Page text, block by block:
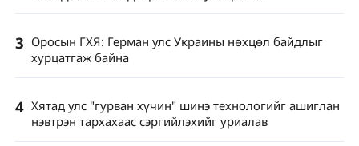
3 Оросын ГХЯ: Герман улс Украины нөхцөл байдлыг
хурцатгаж байна
4 Хятад улс "гурван хүчин" шинэ технологийг ашиглан
нэвтрэн тархахаас сэргийлэхийг уриалав